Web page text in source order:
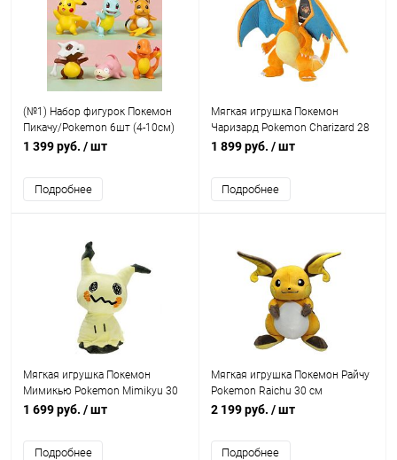
(№1) Набор фигурок Покемон
Пикачу/Pokemon 6шт (4-10см)
IQchina
1 399 руб. / шт
Подробнее
Мягкая игрушка Покемон
Чаризард Pokemon Charizard 28
см
1 899 руб. / шт
Подробнее
Мягкая игрушка Покемон
Мимикью Pokemon Mimikyu 30
см IQchina
1 699 руб. / шт
Подробнее
Мягкая игрушка Покемон Райчу
Pokemon Raichu 30 см
2 199 руб. / шт
Подробнее